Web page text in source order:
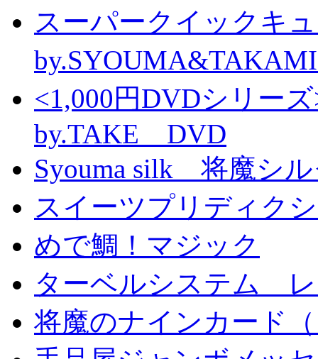
スーパークイックキ
<1,000円DVDシリ
by.TAKE DVD
Syouma silk 将魔シ
スイーツプリディク
めで鯛！マジック
ターベルシステム
将魔のナインカード